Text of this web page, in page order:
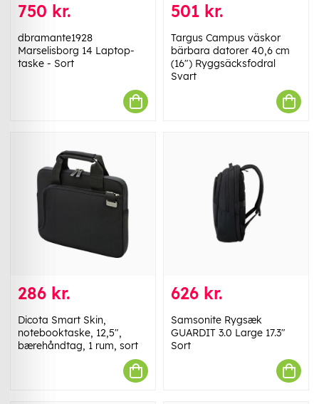
750 kr.
dbramante1928
Marselisborg 14 Laptop-
taske - Sort
501 kr.
Targus Campus väskor
bärbara datorer 40,6 cm
(16") Ryggsäcksfodral
Svart
286 kr.
Dicota Smart Skin,
notebooktaske, 12,5",
bærehåndtag, 1 rum, sort
626 kr.
Samsonite Rygsæk
GUARDIT 3.0 Large 17.3"
Sort